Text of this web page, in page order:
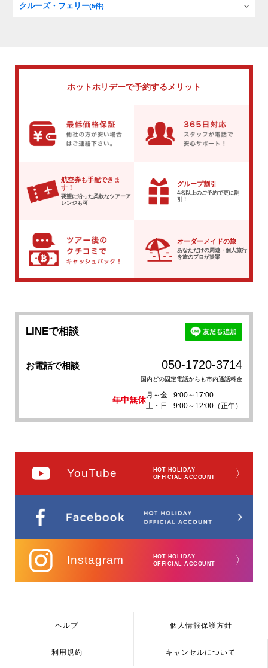
クルーズ・フェリー(5件)
ホットホリデーで予約するメリット
航空券も手配できま
す！
要望に沿った柔軟なツアーア
レンジも可
グループ割引
4名以上のご予約で更に割
引！
オーダーメイドの旅
あなただけの周遊・個人旅行
を旅のプロが提案
LINEで相談
お電話で相談 050-1720-3714
国内どの固定電話からも市内通話料金
年中無休
月～金
9:00～17:00
土・日
9:00～12:00（正午）
YouTube
HOT HOLIDAY
OFFICIAL ACCOUNT
〉
Instagram
HOT HOLIDAY
OFFICIAL ACCOUNT
〉
ヘルプ 個人情報保護方針
利用規約 キャンセルについて